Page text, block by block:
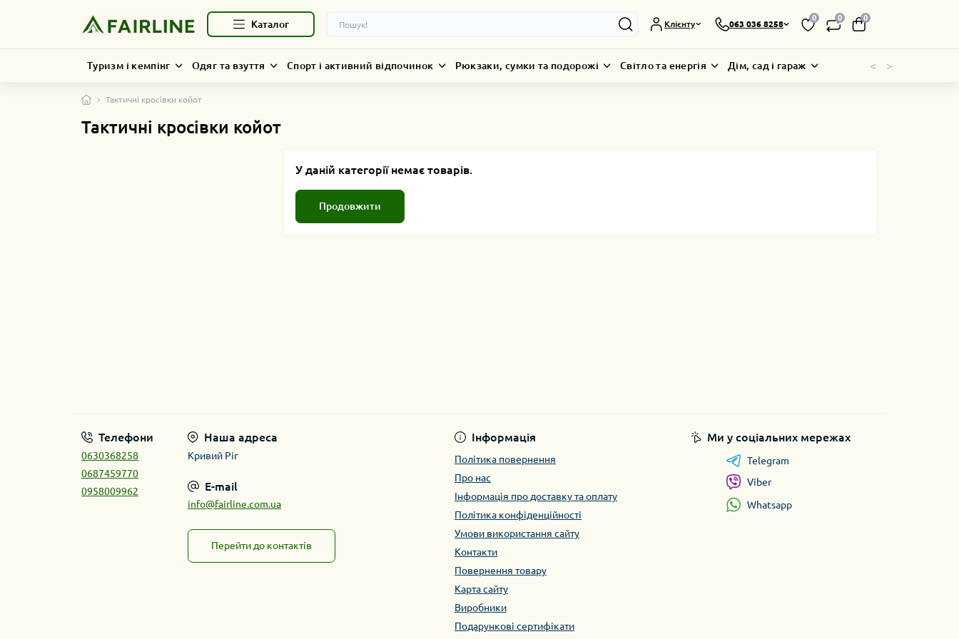
Каталог Клієнту 063 036 8258
0 0 0
Туризм і кемпінг Одяг та взуття Спорт і активний відпочинок Рюкзаки, сумки та подорожі Світло та енергія Дім, сад і гараж < >
Тактичні кросівки койот
Тактичні кросівки койот
У даній категорії немає товарів.
Продовжити
Телефони
0630368258
0687459770
0958009962
Наша адреса
Кривий Ріг
E-mail
info@fairline.com.ua
Перейти до контактів
Інформація
Політика повернення
Про нас
Інформація про доставку та оплату
Політика конфіденційності
Умови використання сайту
Контакти
Повернення товару
Карта сайту
Виробники
Подарункові сертифікати
Ми у соціальних мережах
Telegram
Viber
Whatsapp